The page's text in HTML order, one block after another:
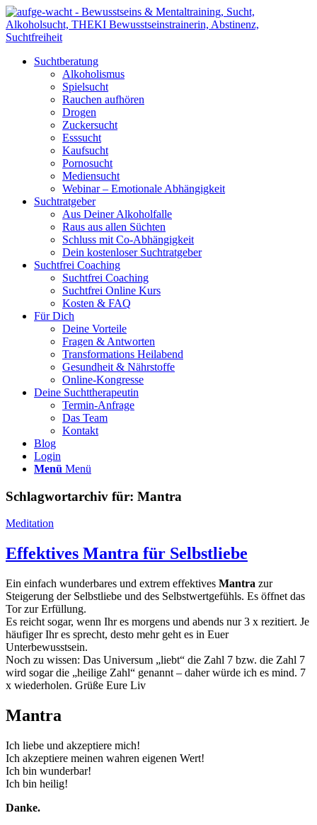
Suchtberatung
Alkoholismus
Spielsucht
Rauchen aufhören
Drogen
Zuckersucht
Esssucht
Kaufsucht
Pornosucht
Mediensucht
Webinar – Emotionale Abhängigkeit
Suchtratgeber
Aus Deiner Alkoholfalle
Raus aus allen Süchten
Schluss mit Co-Abhängigkeit
Dein kostenloser Suchtratgeber
Suchtfrei Coaching
Suchtfrei Coaching
Suchtfrei Online Kurs
Kosten & FAQ
Für Dich
Deine Vorteile
Fragen & Antworten
Transformations Heilabend
Gesundheit & Nährstoffe
Online-Kongresse
Deine Suchttherapeutin
Termin-Anfrage
Das Team
Kontakt
Blog
Login
Menü Menü
Schlagwortarchiv für: Mantra
Meditation
Effektives Mantra für Selbstliebe
Ein einfach wunderbares und extrem effektives Mantra zur
Steigerung der Selbstliebe und des Selbstwertgefühls. Es öffnet das
Tor zur Erfüllung.
Es reicht sogar, wenn Ihr es morgens und abends nur 3 x rezitiert. Je
häufiger Ihr es sprecht, desto mehr geht es in Euer
Unterbewusstsein.
Noch zu wissen: Das Universum „liebt“ die Zahl 7 bzw. die Zahl 7
wird sogar die „heilige Zahl“ genannt – daher würde ich es mind. 7
x wiederholen. Grüße Eure Liv
Mantra
Ich liebe und akzeptiere mich!
Ich akzeptiere meinen wahren eigenen Wert!
Ich bin wunderbar!
Ich bin heilig!
Danke.